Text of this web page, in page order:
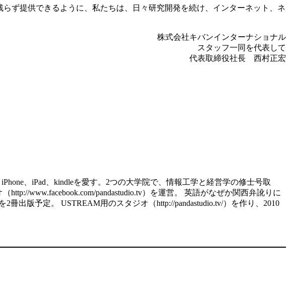
ず提供できるように、私たちは、日々研究開発を続け、インターネット、ネ
株式会社キバンインターナショナル
スタッフ一同を代表して
代表取締役社長 西村正宏
、iPad、kindleを愛す。2つの大学院で、情報工学と経営学の修士号取
www.facebook.com/pandastudio.tv）を運営。 英語がなぜか関西弁訛りに
出版予定。 USTREAM用のスタジオ（http://pandastudio.tv/）を作り、2010